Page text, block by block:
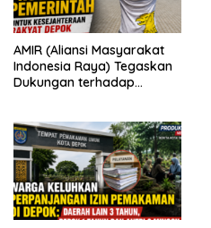
AMIR (Aliansi Masyarakat
Indonesia Raya) Tegaskan
Dukungan terhadap